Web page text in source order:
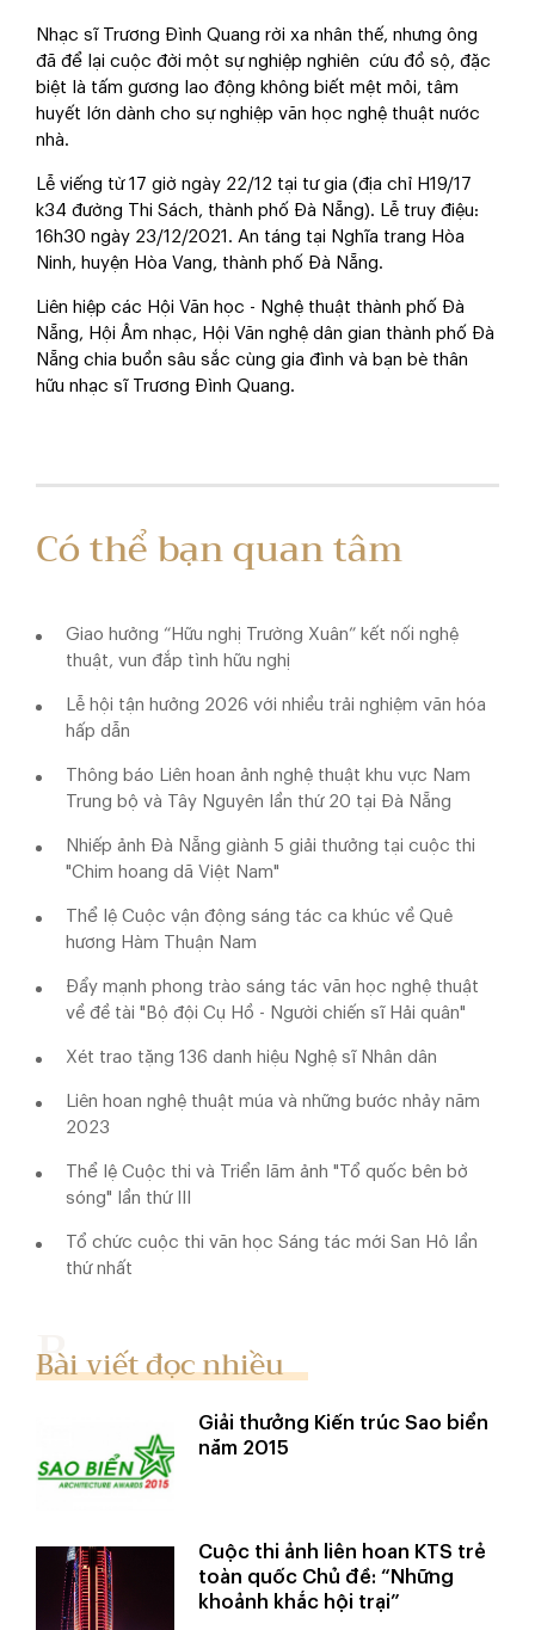
Nhạc sĩ Trương Đình Quang rời xa nhân thế, nhưng ông
đã để lại cuộc đời một sự nghiệp nghiên cứu đồ sộ, đặc
biệt là tấm gương lao động không biết mệt mỏi, tâm
huyết lớn dành cho sự nghiệp văn học nghệ thuật nước
nhà.
Lễ viếng từ 17 giờ ngày 22/12 tại tư gia (địa chỉ H19/17
k34 đường Thi Sách, thành phố Đà Nẵng). Lễ truy điệu:
16h30 ngày 23/12/2021. An táng tại Nghĩa trang Hòa
Ninh, huyện Hòa Vang, thành phố Đà Nẵng.
Liên hiệp các Hội Văn học - Nghệ thuật thành phố Đà
Nẵng, Hội Âm nhạc, Hội Văn nghệ dân gian thành phố Đà
Nẵng chia buồn sâu sắc cùng gia đình và bạn bè thân
hữu nhạc sĩ Trương Đình Quang.
Có thể bạn quan tâm
Giao hưởng “Hữu nghị Trường Xuân” kết nối nghệ
thuật, vun đắp tình hữu nghị
Lễ hội tận hưởng 2026 với nhiều trải nghiệm văn hóa
hấp dẫn
Thông báo Liên hoan ảnh nghệ thuật khu vực Nam
Trung bộ và Tây Nguyên lần thứ 20 tại Đà Nẵng
Nhiếp ảnh Đà Nẵng giành 5 giải thưởng tại cuộc thi
"Chim hoang dã Việt Nam"
Thể lệ Cuộc vận động sáng tác ca khúc về Quê
hương Hàm Thuận Nam
Đẩy mạnh phong trào sáng tác văn học nghệ thuật
về đề tài "Bộ đội Cụ Hồ - Người chiến sĩ Hải quân"
Xét trao tặng 136 danh hiệu Nghệ sĩ Nhân dân
Liên hoan nghệ thuật múa và những bước nhảy năm
2023
Thể lệ Cuộc thi và Triển lãm ảnh "Tổ quốc bên bờ
sóng" lần thứ III
Tổ chức cuộc thi văn học Sáng tác mới San Hô lần
thứ nhất
Bài viết đọc nhiều
Giải thưởng Kiến trúc Sao biển
năm 2015
Cuộc thi ảnh liên hoan KTS trẻ
toàn quốc Chủ đề: “Những
khoảnh khắc hội trại”